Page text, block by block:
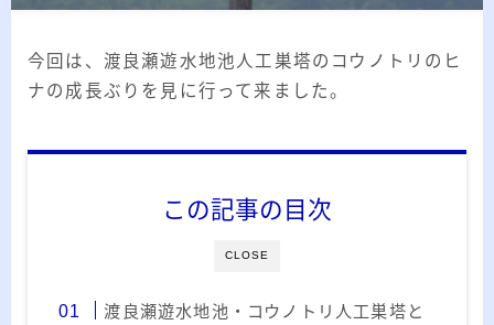
2026年～
今回は、渡良瀬遊水地池人工巣塔のコウノトリのヒ
ナの成長ぶりを見に行って来ました。
CLOSE
この記事の目次
渡良瀬遊水地池・コウノトリ人工巣塔と